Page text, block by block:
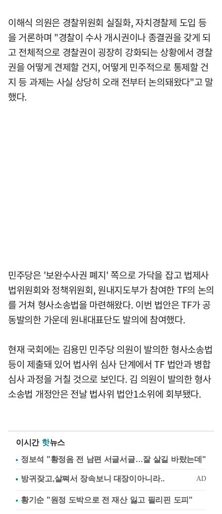
이해식 의원은 경찰위원회 실질화, 자치경찰제 도입 등
을 거론하며 "경찰이 수사 개시권이나 종결권을 갖게 되
고 전체적으로 경찰권이 굉장히 강화되는 상황에서 경찰
권을 어떻게 견제할 건지, 어떻게 민주적으로 통제할 건
지 등 과제는 사실 상당히 오래 전부터 논의돼왔다"고 말
했다.
민주당은 '보완수사권 폐지' 쪽으로 가닥을 잡고 법제사
법위원회와 정책위원회, 원내지도부가 참여한 TF의 논의
를 거쳐 형사소송법을 마련해왔다. 이번 법안은 TF가 공
동발의한 가운데 원내대표단도 발의에 참여했다.
현재 국회에는 김용민 민주당 의원이 발의한 형사소송법
등이 제출돼 있어 법사위 심사 단계에서 TF 법안과 병합
심사 과정을 거칠 것으로 보인다. 김 의원이 발의한 형사
소송법 개정안은 전날 법사위 법안1소위에 회부됐다.
이시간 핫뉴스
정보석 "황정음 전 남편 서글서글…잘 살길 바랐는데"
황기순 "원정 도박으로 전 재산 잃고 필리핀 도피"